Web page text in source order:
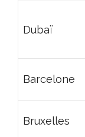
Dubaï
Barcelone
Bruxelles